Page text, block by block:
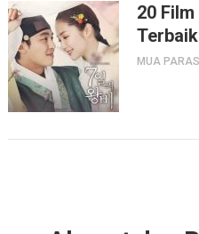
20
Terbaik
MUA